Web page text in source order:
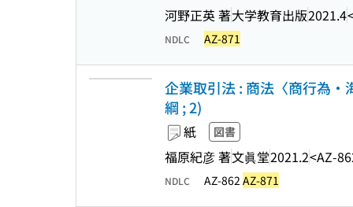
河野正英 著大学教育出版2021.4
NDLC AZ-871
企業取引法 : 商法〈商行為
綱 ; 2)
紙 図書
福原紀彦 著文眞堂2021.2<AZ-
NDLC AZ-862 AZ-871